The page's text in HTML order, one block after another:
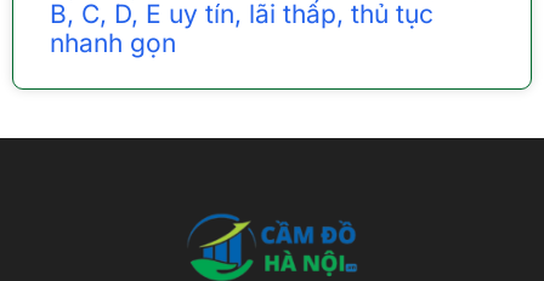
B, C, D, E uy tín, lãi thấp, thủ tục
nhanh gọn